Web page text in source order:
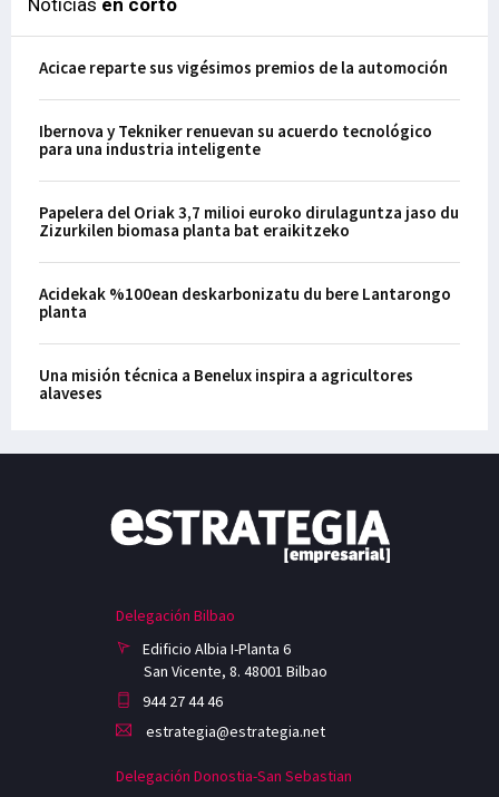
Acicae reparte sus vigésimos premios de la automoción
Ibernova y Tekniker renuevan su acuerdo tecnológico
para una industria inteligente
Papelera del Oriak 3,7 milioi euroko dirulaguntza jaso du
Zizurkilen biomasa planta bat eraikitzeko
Acidekak %100ean deskarbonizatu du bere Lantarongo
planta
Una misión técnica a Benelux inspira a agricultores
alaveses
Delegación Bilbao
Edificio Albia I-Planta 6
San Vicente, 8. 48001 Bilbao
944 27 44 46
estrategia@estrategia.net
Delegación Donostia-San Sebastian